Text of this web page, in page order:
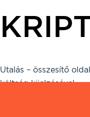
Utalás – összesítő
költség kijelzésével